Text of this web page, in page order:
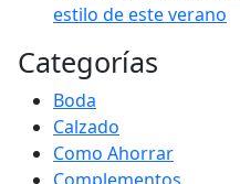
estilo de este verano
Categorías
Boda
Calzado
Como Ahorrar